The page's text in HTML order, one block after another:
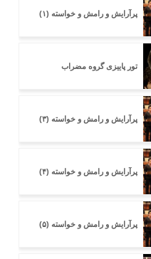
پرآرایش و رامش و خواسته (۱)
تور پاییزی گروه مضراب
پرآرایش و رامش و خواسته (۳)
پرآرایش و رامش و خواسته (۴)
پرآرایش و رامش و خواسته (۵)